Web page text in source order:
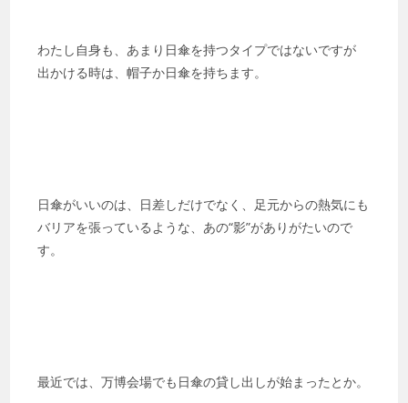
わたし自身も、あまり日傘を持つタイプではないですが
出かける時は、帽子か日傘を持ちます。
日傘がいいのは、日差しだけでなく、足元からの熱気にも
バリアを張っているような、あの“影”がありがたいので
す。
最近では、万博会場でも日傘の貸し出しが始まったとか。